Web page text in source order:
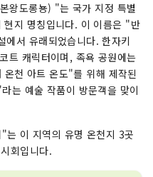
왕도롱뇽) "는 국가 지정 특별
현지 명칭입니다. 이 이름은 "반
서 유래되었습니다. 한자키
트 캐릭터이며, 족욕 공원에는
천 아트 온도"를 위해 제작된
는 예술 작품이 방문객을 맞이
이 지역의 유명 온천지 3곳
회입니다.